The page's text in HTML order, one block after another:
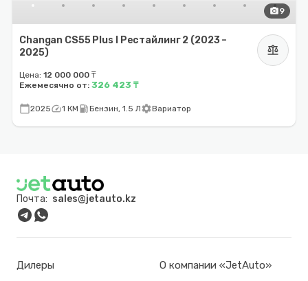
photo_camera9
Changan CS55 Plus I Рестайлинг 2 (2023 –
2025)
balance
Цена: 12 000 000 ₸
Ежемесячно от: 326 423 ₸
calendar_today2025speed1 КМ local_gas_stationБензин, 1.5 ЛsettingsВариатор
Почта: sales@jetauto.kz
Дилеры О компании «JetAuto»